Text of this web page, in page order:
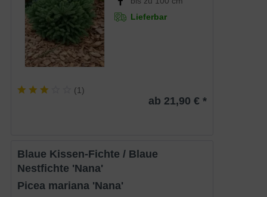
Lieferbar
(1)
ab 21,90 € *
Blaue Kissen-Fichte / Blaue
Nestfichte 'Nana'
Picea mariana 'Nana'